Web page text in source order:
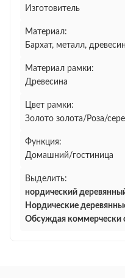
Изготовитель
Материал:
Бархат, металл,
Материал рамки:
Древесина
Цвет рамки:
Золото золота/Роза/
Функция:
Домашний/гостиница
Выделить:
нордический
Нордические
Обсуждая коммерчески